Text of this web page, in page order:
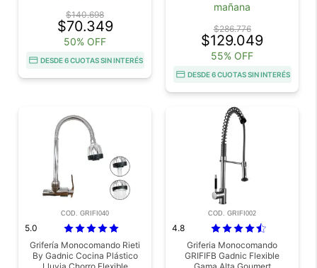
$140.698
$70.349
50% OFF
DESDE 6 CUOTAS SIN INTERÉS
mañana
$286.776
$129.049
55% OFF
DESDE 6 CUOTAS SIN INTERÉS
COD. GRIFI040
5.0
Grifería Monocomando Rieti
By Gadnic Cocina Plástico
COD. GRIFI002
4.8
Griferia Monocomando
GRIFIFB Gadnic Flexible